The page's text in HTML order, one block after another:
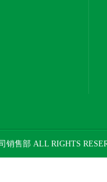
销售部 ALL RIGHTS